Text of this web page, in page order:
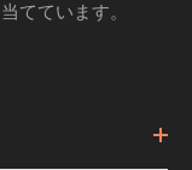
てています。